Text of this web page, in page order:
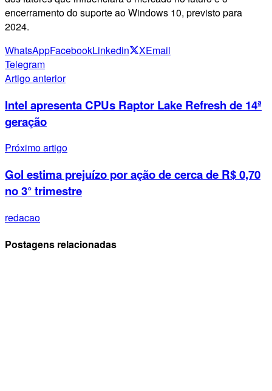
encerramento do suporte ao Windows 10, previsto para
2024.
WhatsAppFacebookLinkedin XEmail
Telegram
Artigo anterior
Intel apresenta CPUs Raptor Lake Refresh de 14ª
geração
Próximo artigo
Gol estima prejuízo por ação de cerca de R$ 0,70
no 3° trimestre
redacao
Postagens relacionadas